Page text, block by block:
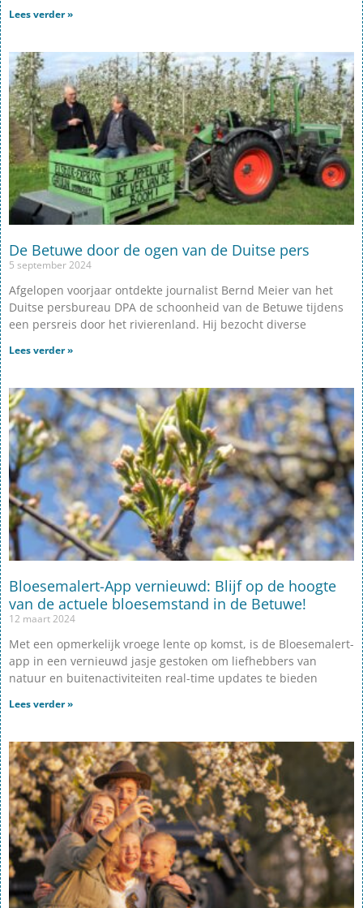
Lees verder »
De Betuwe door de ogen van de Duitse pers
5 september 2024
Afgelopen voorjaar ontdekte journalist Bernd Meier van het
Duitse persbureau DPA de schoonheid van de Betuwe tijdens
een persreis door het rivierenland. Hij bezocht diverse
Lees verder »
Bloesemalert-App vernieuwd: Blijf op de hoogte
van de actuele bloesemstand in de Betuwe!
12 maart 2024
Met een opmerkelijk vroege lente op komst, is de Bloesemalert-
app in een vernieuwd jasje gestoken om liefhebbers van
natuur en buitenactiviteiten real-time updates te bieden
Lees verder »